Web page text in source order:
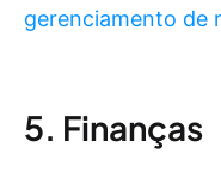
gerenciamento de
5. Finanças